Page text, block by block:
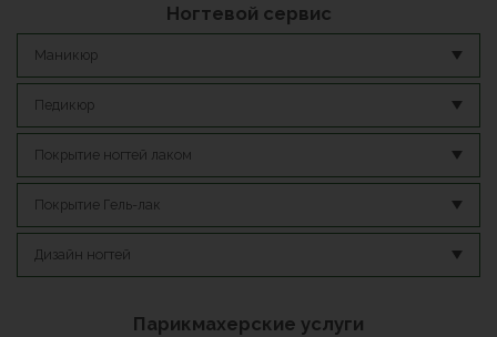
Ногтевой сервис
Маникюр
Педикюр
Покрытие ногтей лаком
Покрытие Гель-лак
Дизайн ногтей
Парикмахерские услуги